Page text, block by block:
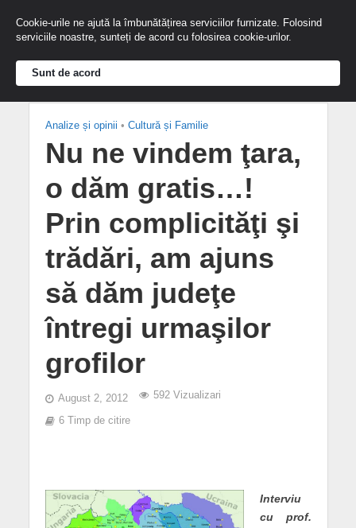
Analize și opinii • Cultură și Familie
Nu ne vindem ţara,
o dăm gratis…!
Prin complicităţi şi
trădări, am ajuns
să dăm judeţe
întregi urmaşilor
grofilor
August 2, 2012 592 Vizualizari
6 Timp de citire
Interviu
cu prof.
Cookie-urile ne ajută la îmbunătățirea serviciilor furnizate. Folosind
serviciile noastre, sunteți de acord cu folosirea cookie-urilor.
Sunt de acord